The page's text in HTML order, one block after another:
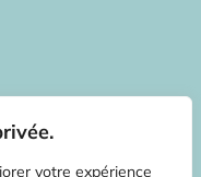
votre expérience